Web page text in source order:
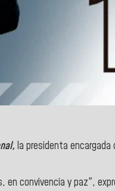
la presidenta encargada
en convivencia y paz",